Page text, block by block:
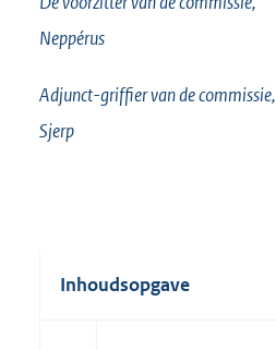
Neppérus
Adjunct-griffier van de commissie,
Sjerp
Inhoudsopgave